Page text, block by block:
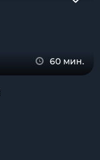
60 мин.